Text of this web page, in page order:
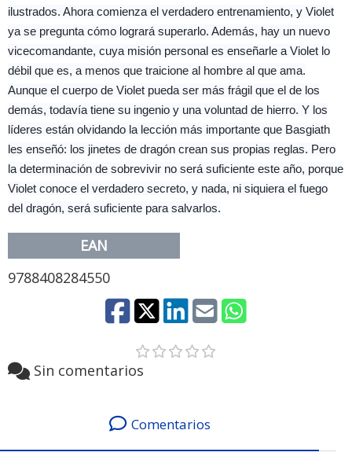
ilustrados. Ahora comienza el verdadero entrenamiento, y Violet
ya se pregunta cómo logrará superarlo. Además, hay un nuevo
vicecomandante, cuya misión personal es enseñarle a Violet lo
débil que es, a menos que traicione al hombre al que ama.
Aunque el cuerpo de Violet pueda ser más frágil que el de los
demás, todavía tiene su ingenio y una voluntad de hierro. Y los
líderes están olvidando la lección más importante que Basgiath
les enseñó: los jinetes de dragón crean sus propias reglas. Pero
la determinación de sobrevivir no será suficiente este año, porque
Violet conoce el verdadero secreto, y nada, ni siquiera el fuego
del dragón, será suficiente para salvarlos.
EAN
9788408284550
Sin comentarios
Comentarios